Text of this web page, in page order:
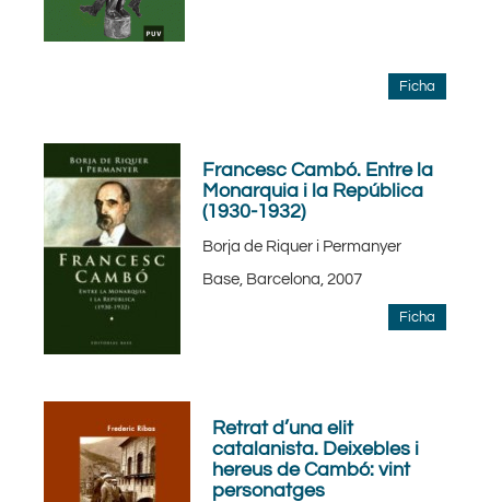
Ficha
Francesc Cambó. Entre la
Monarquia i la República
(1930-1932)
Borja de Riquer i Permanyer
Base, Barcelona, 2007
Ficha
Retrat d’una elit
catalanista. Deixebles i
hereus de Cambó: vint
personatges